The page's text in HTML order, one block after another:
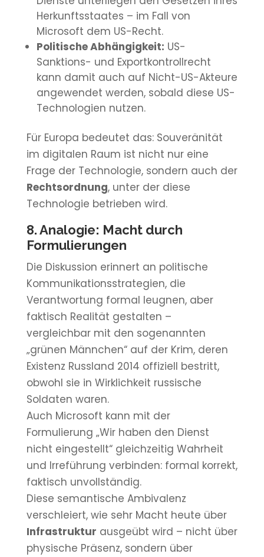
Herkunftsstaates – im Fall von
Microsoft dem US-Recht.
Politische Abhängigkeit: US-
Sanktions- und Exportkontrollrecht
kann damit auch auf Nicht-US-Akteure
angewendet werden, sobald diese US-
Technologien nutzen.
Für Europa bedeutet das: Souveränität
im digitalen Raum ist nicht nur eine
Frage der Technologie, sondern auch der
Rechtsordnung, unter der diese
Technologie betrieben wird.
8. Analogie: Macht durch
Formulierungen
Die Diskussion erinnert an politische
Kommunikationsstrategien, die
Verantwortung formal leugnen, aber
faktisch Realität gestalten –
vergleichbar mit den sogenannten
„grünen Männchen“ auf der Krim, deren
Existenz Russland 2014 offiziell bestritt,
obwohl sie in Wirklichkeit russische
Soldaten waren.
Auch Microsoft kann mit der
Formulierung „Wir haben den Dienst
nicht eingestellt“ gleichzeitig Wahrheit
und Irreführung verbinden: formal korrekt,
faktisch unvollständig.
Diese semantische Ambivalenz
verschleiert, wie sehr Macht heute über
Infrastruktur ausgeübt wird – nicht über
physische Präsenz, sondern über